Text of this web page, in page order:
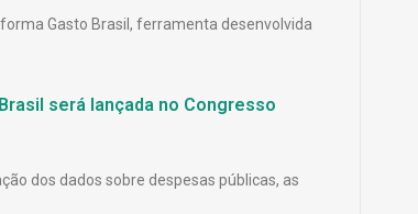
Gasto Brasil, ferramenta desenvolvida
será lançada no Congresso
dos dados sobre despesas públicas, as